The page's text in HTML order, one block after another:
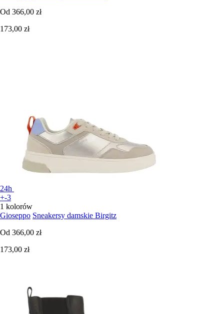
Od 366,00 zł
173,00 zł
24h
+-3
1 kolorów
Gioseppo Sneakersy damskie Birgitz
Od 366,00 zł
173,00 zł